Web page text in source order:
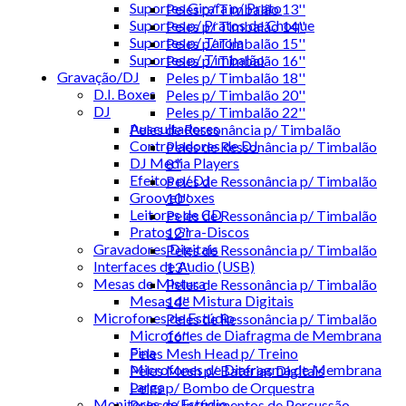
Suportes Girafa p/ Prato
Suportes p/ Pratos de Choque
Suportes p/ Tarola
Suportes p/ Timbalão
Gravação/DJ
D.I. Boxes
DJ
Auscultadores
Controladores de DJ
DJ Media Players
Efeitos p/ DJ
Grooveboxes
Leitores de CD
Pratos Gira-Discos
Gravadores Digitais
Interfaces de Audio (USB)
Mesas de Mistura
Mesas de Mistura Digitais
Microfones de Estúdio
Microfones de Diafragma de Membrana
Fina
Microfones de Diafragma de Membrana
Larga
Peles p/ Timbalão 13''
Peles p/ Timbalão 14''
Peles p/ Timbalão 15''
Peles p/ Timbalão 16''
Peles p/ Timbalão 18''
Peles p/ Timbalão 20''
Peles p/ Timbalão 22''
Peles de Ressonância p/ Timbalão
Peles de Ressonância p/ Timbalão
8''
Peles de Ressonância p/ Timbalão
10''
Peles de Ressonância p/ Timbalão
12''
Peles de Ressonância p/ Timbalão
13''
Peles de Ressonância p/ Timbalão
14''
Peles de Ressonância p/ Timbalão
16''
Peles Mesh Head p/ Treino
Peles Mesh p/ Baterias Digitais
Peles p/ Bombo de Orquestra